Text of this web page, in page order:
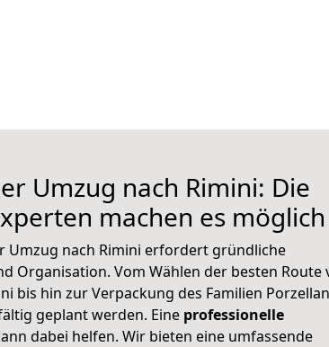
Umzug nach Rimini: Die
machen es möglich
Umzug nach Rimini erfordert gründliche
Organisation. Vom Wählen der besten Route
bis hin zur Verpackung des Familien Porzellan
geplant werden. Eine professionelle
dabei helfen. Wir bieten eine umfassende